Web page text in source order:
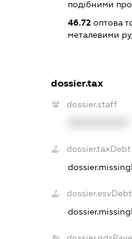
подібними
46.72 оптова
металевими
dossier.tax
dossier.staff
dossier.taxDebt
dossier.esvDebt